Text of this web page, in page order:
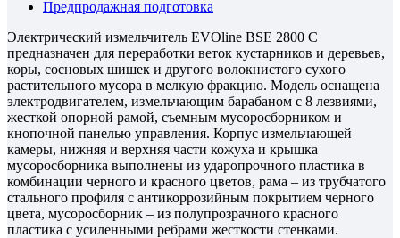
Предпродажная подготовка
Электрический измельчитель EVOline BSE 2800 C
предназначен для переработки веток кустарников и деревьев,
коры, сосновых шишек и другого волокнистого сухого
растительного мусора в мелкую фракцию. Модель оcнащена
электродвигателем, измельчающим барабаном с 8 лезвиями,
жесткой опорной рамой, съемным мусоросборником и
кнопочной панелью управления. Корпус измельчающей
камеры, нижняя и верхняя части кожуха и крышка
мусоросборника выполнены из ударопрочного пластика в
комбинации черного и красного цветов, рама – из трубчатого
стального профиля с антикоррозийным покрытием черного
цвета, мусоросборник – из полупрозрачного красного
пластика с усиленными ребрами жесткости стенками.